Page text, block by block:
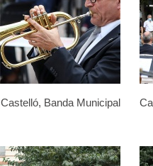
Castelló, Banda Municipal